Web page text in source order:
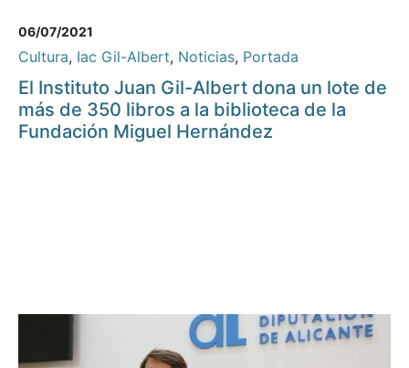
06/07/2021
Cultura, Iac Gil-Albert, Noticias, Portada
El Instituto Juan Gil-Albert dona un lote de
más de 350 libros a la biblioteca de la
Fundación Miguel Hernández